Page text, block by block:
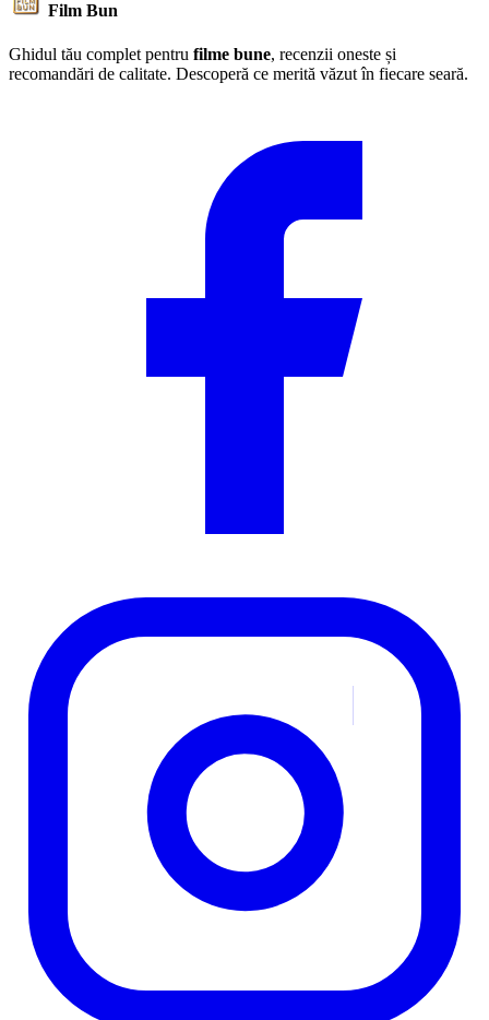
Film Bun
Ghidul tău complet pentru filme bune, recenzii oneste și
recomandări de calitate. Descoperă ce merită văzut în fiecare seară.